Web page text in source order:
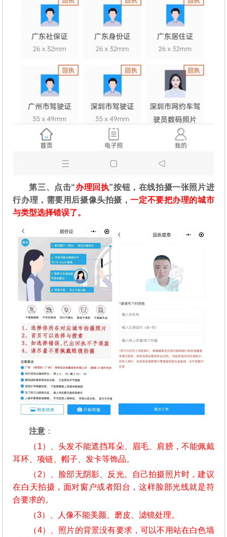
第三、点击“办理回执”按钮，在线拍摄一张照片进
行办理，需要用后摄像头拍摄，一定不要把办理的城市
与类型选择错误了。
注意 ：
（1）、头发不能遮挡耳朵、眉毛、肩膀，不能佩戴
耳环、项链、帽子、发卡等饰品。
（2）、脸部无阴影、反光。自己拍摄照片时，建议
在白天拍摄，面对窗户或者阳台，这样脸部光线就是符
合要求的。
（3）、人像不能美颜、磨皮、滤镜处理。
（4）、照片的背景没有要求，可以不用站在白色墙